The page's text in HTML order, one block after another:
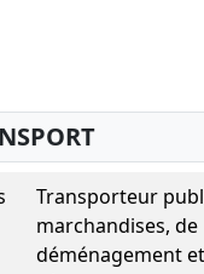
Transporteur
marchandises, de
déménagement